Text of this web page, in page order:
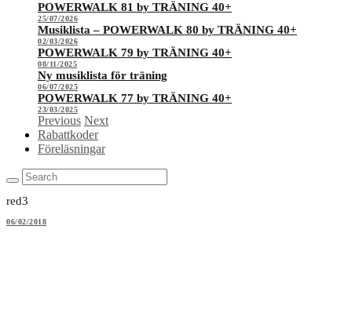
POWERWALK 81 by TRÄNING 40+
25/07/2026
Musiklista – POWERWALK 80 by TRÄNING 40+
02/03/2026
POWERWALK 79 by TRÄNING 40+
08/11/2025
Ny musiklista för träning
06/07/2025
POWERWALK 77 by TRÄNING 40+
23/03/2025
Previous Next
Rabattkoder
Föreläsningar
red3
06/02/2018